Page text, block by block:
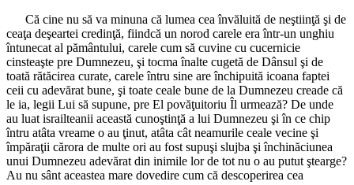
Că cine nu să va minuna că lumea cea învăluită de neştiinţă şi de
ceaţa deşeartei credinţă, fiindcă un norod carele era într-un unghiu
întunecat al pământului, carele cum să cuvine cu cucernicie
cinsteaşte pre Dumnezeu, şi tocma înalte cugetă de Dânsul şi de
toată rătăcirea curate, carele întru sine are închipuită icoana faptei
ceii cu adevărat bune, şi toate ceale bune de la Dumnezeu creade că
le ia, legii Lui să supune, pre El povăţuitoriu Îl urmează? De unde
au luat israilteanii această cunoştinţă a lui Dumnezeu şi în ce chip
întru atâta vreame o au ţinut, atâta cât neamurile ceale vecine şi
împăraţii cărora de multe ori au fost supuşi slujba şi închinăciunea
unui Dumnezeu adevărat din inimile lor de tot nu o au putut ştearge?
Au nu sânt aceastea mare dovedire cum că descoperirea cea